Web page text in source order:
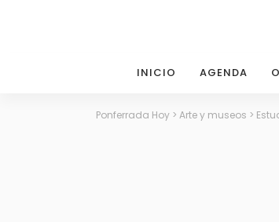
INICIO AGENDA
Ponferrada Hoy > Arte y museos >